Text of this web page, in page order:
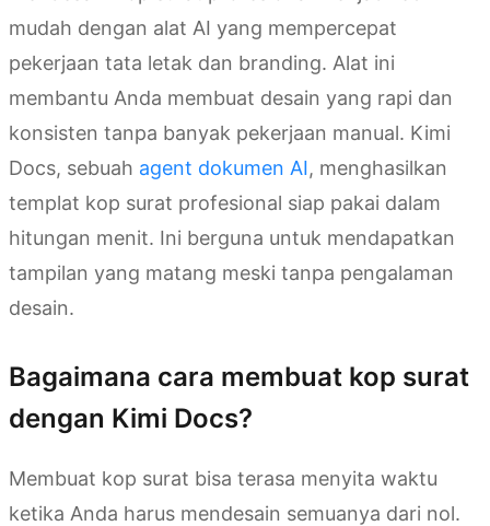
mudah dengan alat AI yang mempercepat
pekerjaan tata letak dan branding. Alat ini
membantu Anda membuat desain yang rapi dan
konsisten tanpa banyak pekerjaan manual. Kimi
Docs, sebuah agent dokumen AI, menghasilkan
templat kop surat profesional siap pakai dalam
hitungan menit. Ini berguna untuk mendapatkan
tampilan yang matang meski tanpa pengalaman
desain.
Bagaimana cara membuat kop surat
dengan Kimi Docs?
Membuat kop surat bisa terasa menyita waktu
ketika Anda harus mendesain semuanya dari nol.